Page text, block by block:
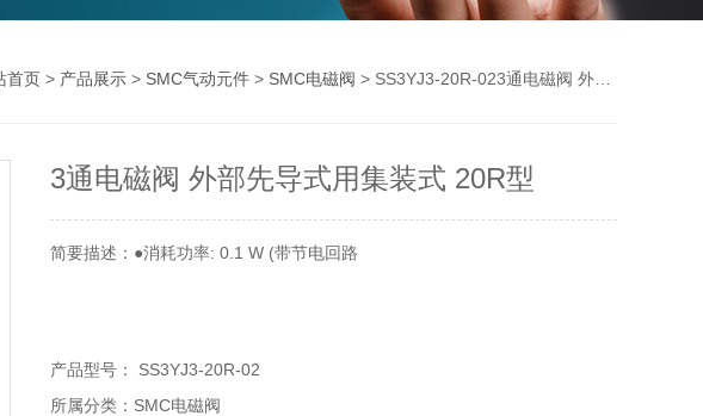
首页 > 产品展示 > SMC气动元件 > SMC电磁阀 > SS3YJ3-20R-023通电磁阀 外部先导式用集装式 20R型
3通电磁阀 外部先导式用集装式 20R型
简要描述：●消耗功率: 0.1 W (带节电回路
产品型号： SS3YJ3-20R-02
所属分类：SMC电磁阀